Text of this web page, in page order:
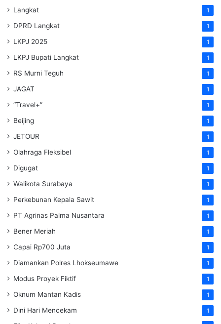
Langkat 1
DPRD Langkat 1
LKPJ 2025 1
LKPJ Bupati Langkat 1
RS Murni Teguh 1
JAGAT 1
“Travel+” 1
Beijing 1
JETOUR 1
Olahraga Fleksibel 1
Digugat 1
Walikota Surabaya 1
Perkebunan Kepala Sawit 1
PT Agrinas Palma Nusantara 1
Bener Meriah 1
Capai Rp700 Juta 1
Diamankan Polres Lhokseumawe 1
Modus Proyek Fiktif 1
Oknum Mantan Kadis 1
Dini Hari Mencekam 1